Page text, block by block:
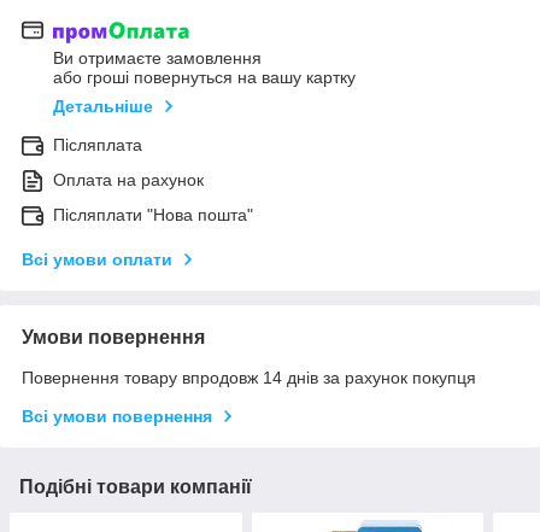
Ви отримаєте замовлення
або гроші повернуться на вашу картку
Детальніше
Післяплата
Оплата на рахунок
Післяплати "Нова пошта"
Всі умови оплати
Умови повернення
Повернення товару впродовж 14 днів за рахунок покупця
Всі умови повернення
Подібні товари компанії